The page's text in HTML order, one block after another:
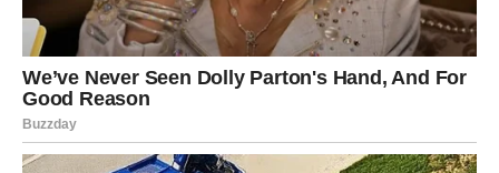
Za zauzete – odnos prelazi na viši nivo stabilnosti i
poverenja.
Poruka za Jarca
Ne bežite od sreće. Naučite da je prihvatite bez griže